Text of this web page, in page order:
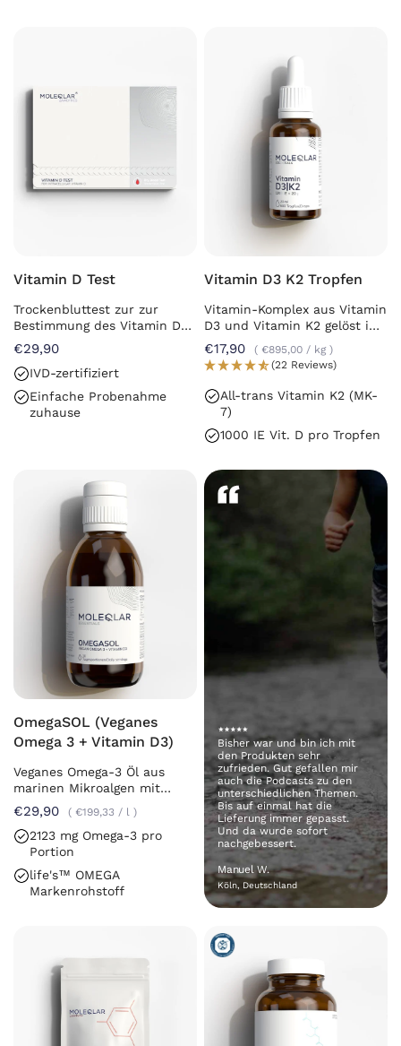
Vitamin D Test
Trockenbluttest zur zur
Bestimmung des Vitamin D-
Spiegels im Blut
€29,90
IVD-zertifiziert
Einfache Probenahme
zuhause
Vitamin D3 K2 Tropfen
Vitamin-Komplex aus Vitamin
D3 und Vitamin K2 gelöst in
MCT-Öl
€17,90 €895,00 / kg
(22 Reviews)
All-trans Vitamin K2 (MK-
7)
1000 IE Vit. D pro Tropfen
OmegaSOL (Veganes
Omega 3 + Vitamin D3)
Veganes Omega-3 Öl aus
marinen Mikroalgen mit
Vitamin D3
€29,90 €199,33 / l
2123 mg Omega-3 pro
Portion
life's™ OMEGA
Markenrohstoff
Bisher war und bin ich mit
den Produkten sehr
zufrieden. Gut gefallen mir
auch die Podcasts zu den
unterschiedlichen Themen.
Bis auf einmal hat die
Lieferung immer gepasst.
Und da wurde sofort
nachgebessert.
Manuel W.
Köln, Deutschland